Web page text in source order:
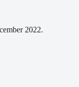
2022.